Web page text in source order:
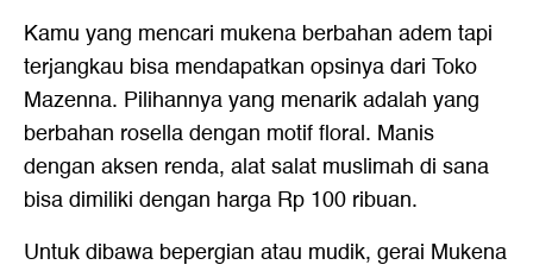
Kamu yang mencari mukena berbahan adem tapi
terjangkau bisa mendapatkan opsinya dari Toko
Mazenna. Pilihannya yang menarik adalah yang
berbahan rosella dengan motif floral. Manis
dengan aksen renda, alat salat muslimah di sana
bisa dimiliki dengan harga Rp 100 ribuan.
Untuk dibawa bepergian atau mudik, gerai Mukena